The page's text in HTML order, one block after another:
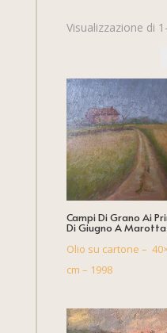
Visualizzazione di
Campi Di Grano Ai
Di Giugno A Marotta
Olio su cartone –
cm – 1998